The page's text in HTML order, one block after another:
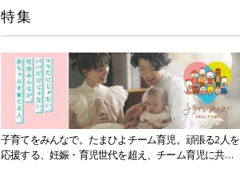
特集
子育てをみんなで。たまひよチーム育児。頑張る2人を
応援する、妊娠・育児世代を超え、チーム育児に共感